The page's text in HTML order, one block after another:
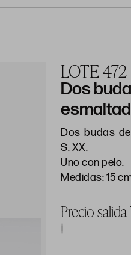
LOTE 472
Dos
Dos budas
S. XX.
Uno con pelo.
Medidas: 15
Precio